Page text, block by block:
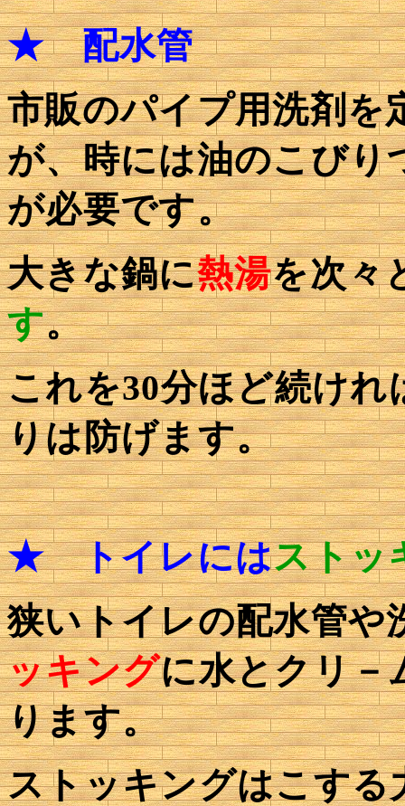
★配水管
市販のパイプ用洗剤を
が、時には油のこびり
が必要です。
大きな鍋に熱湯を次々
す。
これを30分ほど続け
りは防げます。
★トイレにはストッ
狭いトイレの配水管や
ッキングに水とクリ－
ります。
ストッキングはこす